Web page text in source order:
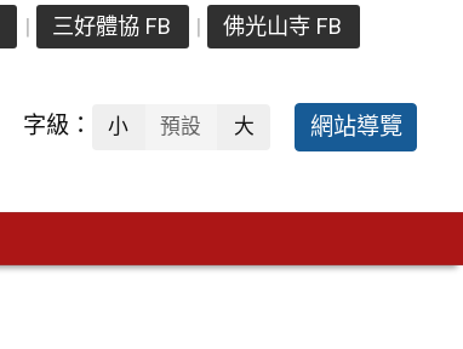
三好體協 FB 佛光山寺 FB
字級： 小 預設 大 網站導覽